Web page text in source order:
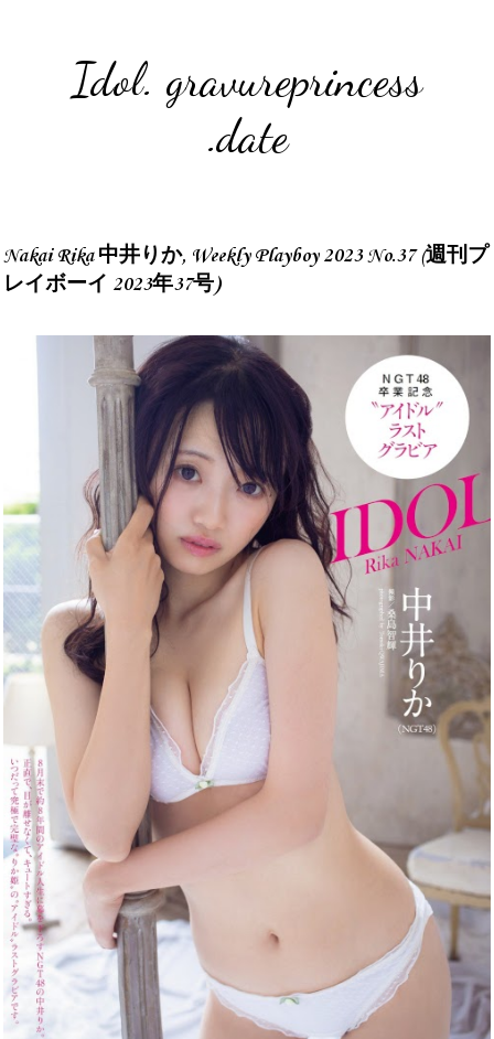
Idol. gravureprincess
.date
Nakai Rika 中井りか, Weekly Playboy 2023 No.37 (週刊プ
レイボーイ 2023年37号)